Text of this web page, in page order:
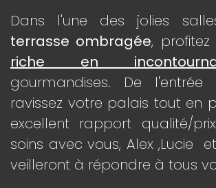
Dans l'une des jolies
terrasse ombragée, profitez
riche en
gourmandises. De l'entrée
ravissez votre palais tout en
excellent rapport qualité/
soins avec vous, Alex ,Lucie
veilleront à répondre à tous